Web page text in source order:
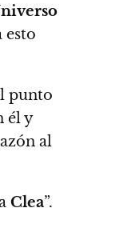
esto
punto
él y
al
Clea”.